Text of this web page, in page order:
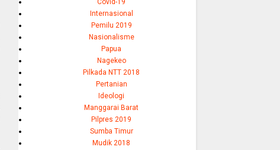
Covid-19
Internasional
Pemilu 2019
Nasionalisme
Papua
Nagekeo
Pilkada NTT 2018
Pertanian
Ideologi
Manggarai Barat
Pilpres 2019
Sumba Timur
Mudik 2018